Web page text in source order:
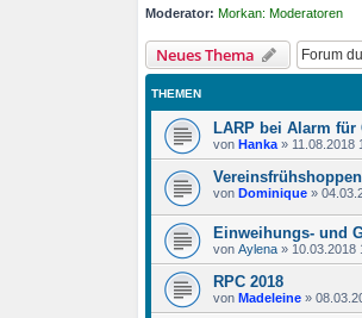
Moderator: Morkan: Moderatoren
Neues Thema
THEMEN
LARP bei Alarm für
von Hanka » 11.08.2018
Vereinsfrühshoppen
von Dominique »
Einweihungs- und
von Aylena » 10.03.2018
RPC 2018
von Madeleine »